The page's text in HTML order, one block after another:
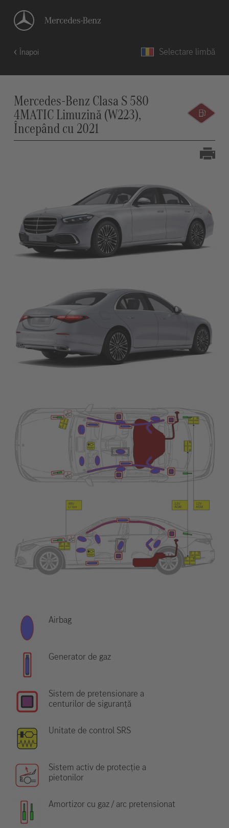
Înapoi Selectare limbă
Mercedes-Benz Clasa S 580
4MATIC Limuzină (W223),
Începând cu 2021
Airbag
Generator de gaz
Sistem de pretensionare a
centurilor de siguranță
Unitate de control SRS
Sistem activ de protecție a
pietonilor
Amortizor cu gaz / arc pretensionat